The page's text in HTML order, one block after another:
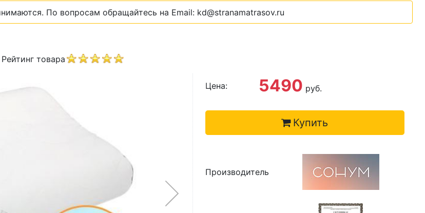
По вопросам обращайтесь на Email: kd@stranamatrasov.ru
Рейтинг товара
Цена: 5490 руб.
Купить
Производитель